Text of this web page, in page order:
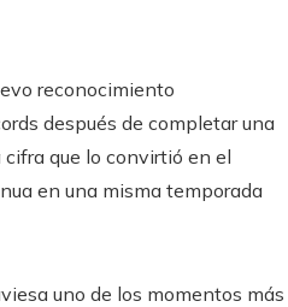
reconocimiento
después de completar una
que lo convirtió en el
en una misma temporada
uno de los momentos más